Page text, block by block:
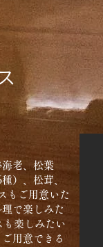
海老、松葉
）、松茸、
もご用意いた
で楽しみた
楽しみたい
用意できる